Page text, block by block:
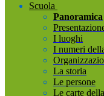
Scuola
Panoramica
I luoghi
I numeri
La storia
Le persone
Le carte